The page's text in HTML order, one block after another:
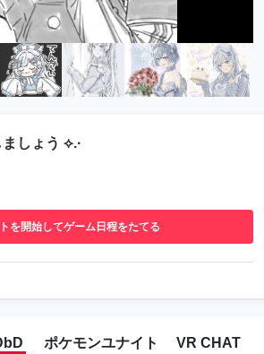
しょう ⟡.·
を開始してゲーム日程をたてる
ポケモンユナイト VR CHAT